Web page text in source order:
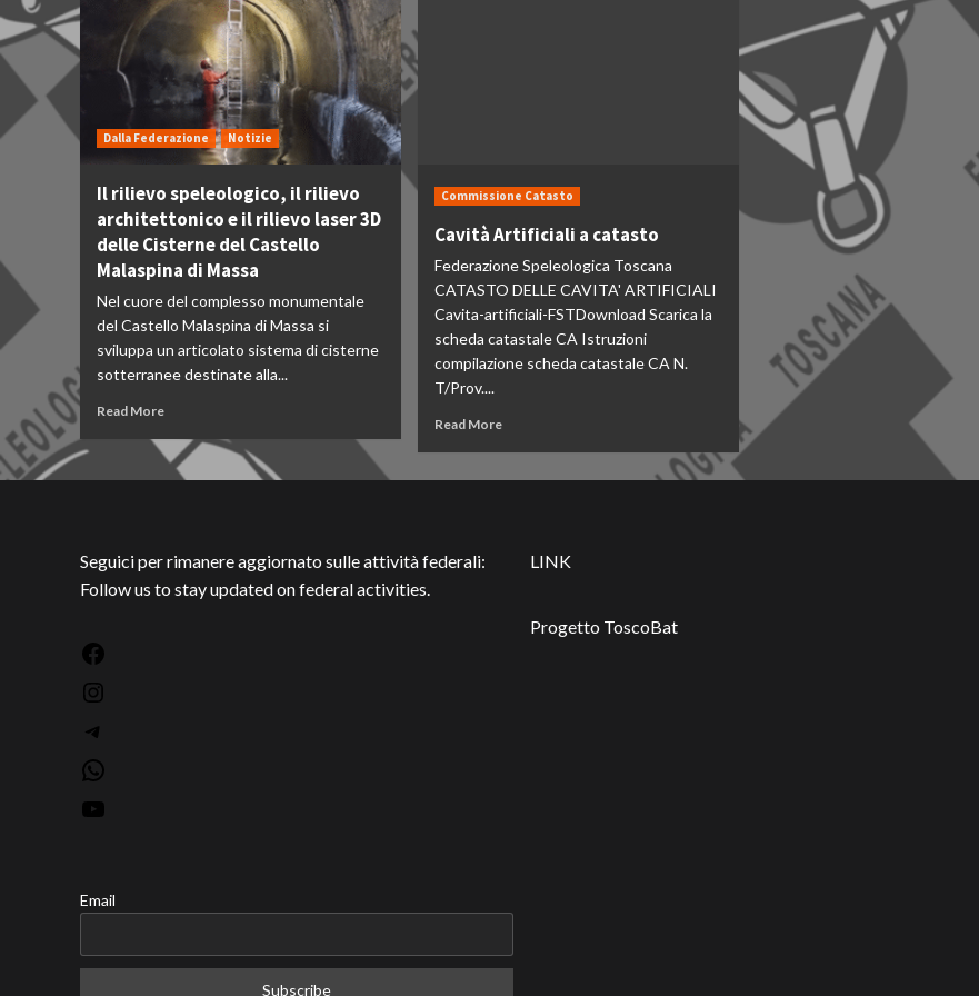
Dalla Federazione Notizie
Il rilievo speleologico, il rilievo
architettonico e il rilievo laser 3D
delle Cisterne del Castello
Malaspina di Massa
Nel cuore del complesso monumentale
del Castello Malaspina di Massa si
sviluppa un articolato sistema di cisterne
sotterranee destinate alla...
Read More
Commissione Catasto
Cavità Artificiali a catasto
Federazione Speleologica Toscana
CATASTO DELLE CAVITA' ARTIFICIALI
Cavita-artificiali-FSTDownload Scarica la
scheda catastale CA Istruzioni
compilazione scheda catastale CA N.
T/Prov....
Read More
Seguici per rimanere aggiornato sulle attività federali:
Follow us to stay updated on federal activities.
Email
LINK
Progetto ToscoBat